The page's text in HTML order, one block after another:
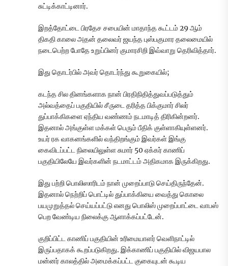
சுட்டிக்காட்டினார்.
இறத்தோட்டை பிரதேச சபையின் மாதாந்த கூட்டம் 29 ஆம்
திகதி காலை அதன் தலைவர் ஜயந்த புஸ்பகுமார தலைமையில்
நடைபெற்ற போதே உறுப்பினர் குமாரசிறி இவ்வாறு தெரிவித்தார்.
இது தொடர்பில் அவர் தொடர்ந்து கூறுகையில்;
கடந்த சில தினங்களாக நான் பிரதிநிதித்துவப்படுத்தும்
அல்வத்தைப் பகுதியில் சீருடை தரித்த பிக்குமார் சிலர்
துப்பாக்கிகளை ஏந்திய வண்ணம் நடமாடித் திரிகின்றனர்.
இதனால் அங்குள்ள மக்கள் பெரும் பீதிக் குள்ளாகியுள்ளனர்.
உயர் ரக வாகனங்களில் வந்திறங்கும் இவர்கள் இங்கு
கைவிடப்பட்ட நிலையிலுள்ள சுமார் 50 ஏக்கர் காணிப்
பகுதியிலேயே இவர்களின் நடமாட்டம் அதிகமாக இருக்கிறது.
இது பற்றி பொலிஸாரிடம் நான் முறைப்பாடு செய்திருந்தேன்.
இதனால் நெற்றிப் பொட்டில் துப்பாக்கியை வைத்து கொலை
பயமுறுத்தல் செய்யப்பட்டு எனது பொலிஸ் முறைப்பாட்டை வாபஸ்
பெற வேண்டிய நிலைக்கு ஆளாக்கப்பட்டேன்.
குறிப்பிட்ட காணிப் பகுதியின் உரிமையாளர் வெளிநாட்டில்
இருப்பதாகக் கூறப்படுகிறது. இக்காணிப் பகுதியில் விஜயபால
மன்னர் காலத்தில் அமைக்கப்பட்ட குகையுடன் கூடிய